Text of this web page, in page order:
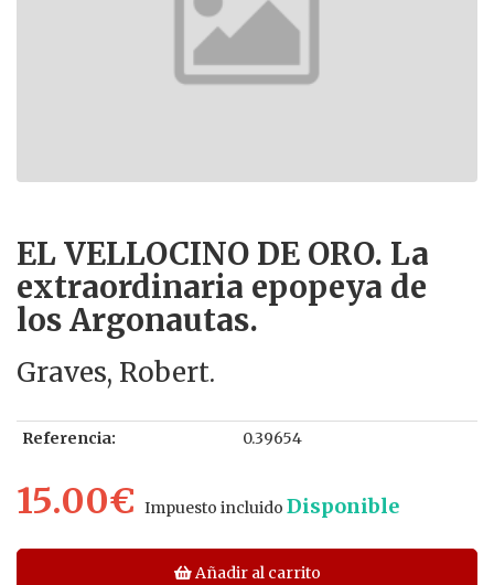
EL VELLOCINO DE ORO. La
extraordinaria epopeya de
los Argonautas.
Graves, Robert.
Referencia: 0.39654
15.00€ Impuesto incluido Disponible
Añadir al carrito